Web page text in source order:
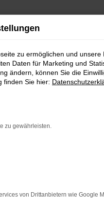
SIE IN
vor und
uns immer wieder
Fahrten durch
Check in unserer
zu ermöglichen und unsere
Daten für Marketing und
ändern, können Sie die
finden Sie hier:
zu gewährleisten.
von Drittanbietern wie Google